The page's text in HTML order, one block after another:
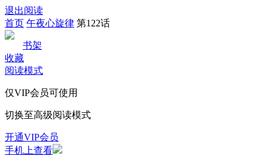
退出阅读
首页 午夜心旋律 第122话
书架
收藏
阅读模式
仅VIP会员可使用
切换至高级阅读模式
开通VIP会员
手机上查看